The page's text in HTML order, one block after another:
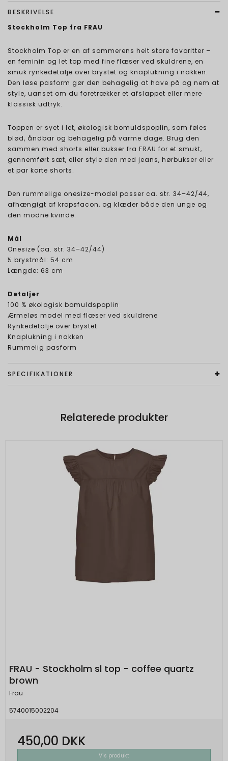
BESKRIVELSE
Stockholm Top fra FRAU
Stockholm Top er en af sommerens helt store favoritter –
en feminin og let top med fine flæser ved skuldrene, en
smuk rynkedetalje over brystet og knaplukning i nakken.
Den løse pasform gør den behagelig at have på og nem at
style, uanset om du foretrækker et afslappet eller mere
klassisk udtryk.
Toppen er syet i let, økologisk bomuldspoplin, som føles
blød, åndbar og behagelig på varme dage. Brug den
sammen med shorts eller bukser fra FRAU for et smukt,
gennemført sæt, eller style den med jeans, hørbukser eller
et par korte shorts.
Den rummelige onesize-model passer ca. str. 34–42/44,
afhængigt af kropsfacon, og klæder både den unge og
den modne kvinde.
Mål
Onesize (ca. str. 34–42/44)
½ brystmål: 54 cm
Længde: 63 cm
Detaljer
100 % økologisk bomuldspoplin
Ærmeløs model med flæser ved skuldrene
Rynkedetalje over brystet
Knaplukning i nakken
Rummelig pasform
SPECIFIKATIONER
Relaterede produkter
FRAU - Stockholm sl top - coffee quartz
brown
Frau
5740015002204
450,00 DKK
Vis produkt